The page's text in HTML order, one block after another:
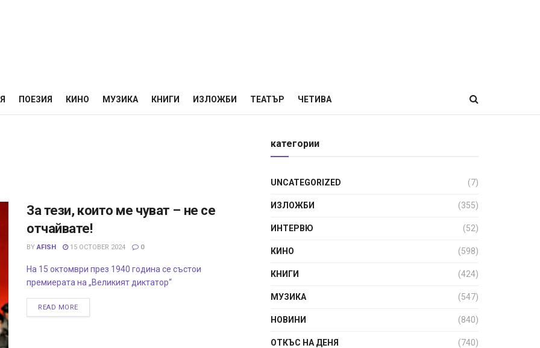
ПОЕЗИЯ КИНО МУЗИКА КНИГИ ИЗЛОЖБИ ТЕАТЪР ЧЕТИВА
За тези, които ме чуват – не се
отчайвате!
BY AFISH 15 OCTOBER 2024 0
На 15 октомври през 1940 година се състои
премиерата на „Великият диктатор“
READ MORE
категории
UNCATEGORIZED (7)
ИЗЛОЖБИ (355)
ИНТЕРВЮ (52)
КИНО (598)
КНИГИ (424)
МУЗИКА (547)
НОВИНИ (840)
ОТКЪС НА ДЕНЯ (740)